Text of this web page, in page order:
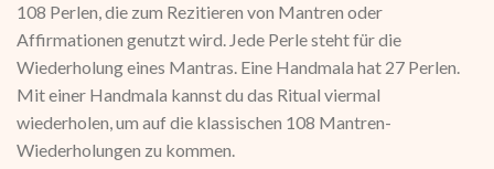
108 Perlen, die zum Rezitieren von Mantren oder
Affirmationen genutzt wird. Jede Perle steht für die
Wiederholung eines Mantras. Eine Handmala hat 27 Perlen.
Mit einer Handmala kannst du das Ritual viermal
wiederholen, um auf die klassischen 108 Mantren-
Wiederholungen zu kommen.